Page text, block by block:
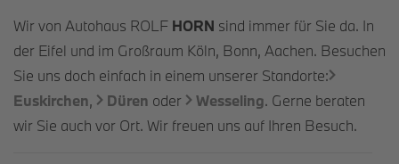
Wir von Autohaus ROLF HORN sind immer für Sie da. In
der Eifel und im Großraum Köln, Bonn, Aachen. Besuchen
Sie uns doch einfach in einem unserer Standorte:
Euskirchen, Düren oder Wesseling. Gerne beraten
wir Sie auch vor Ort. Wir freuen uns auf Ihren Besuch.